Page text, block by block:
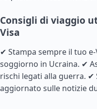
Consigli di viaggio
Visa
✔ Stampa sempre il tuo
soggiorno in Ucraina. ✔
rischi legati alla guerra. ✔
aggiornato sulle notizie